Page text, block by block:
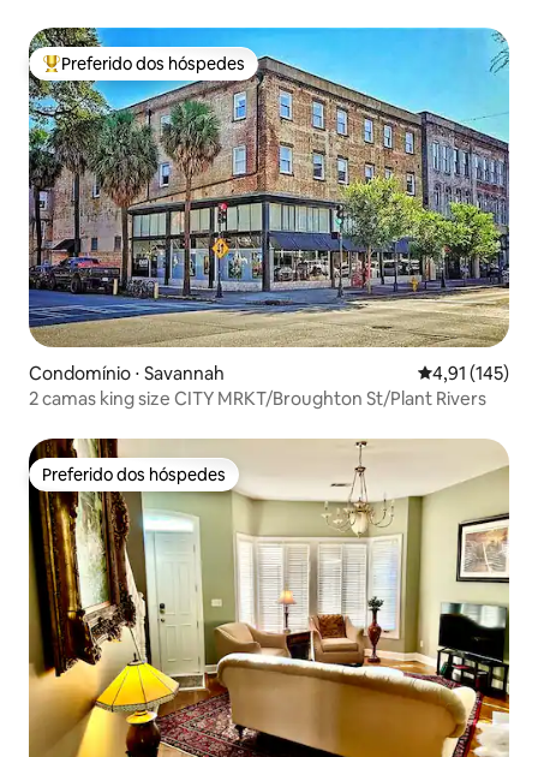
Entre os melhores preferidos dos hóspedes
Preferido dos hóspedes
Condomínio ⋅ Savannah 4,91 de uma
4,91 (145)
2 camas king size CITY MRKT/Broughton St/Plant Rivers
Preferido dos hóspedes
Preferido dos hóspedes